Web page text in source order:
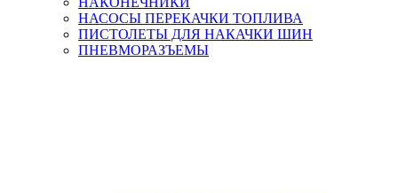
НАСОСЫ ПЕРЕКАЧКИ ТОПЛИВА
ПИСТОЛЕТЫ ДЛЯ НАКАЧКИ ШИН
ПНЕВМОРАЗЪЕМЫ